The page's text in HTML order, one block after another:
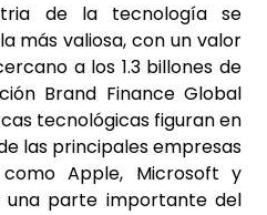
de la tecnología se
más valiosa, con un valor
a los 1.3 billones de
Brand Finance Global
tecnológicas figuran en
las principales empresas
Apple, Microsoft y
una parte importante del